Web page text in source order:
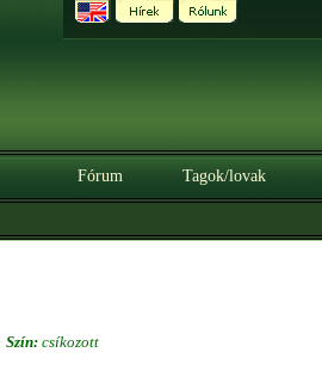
Fórum Tagok/lovak
Szín: csíkozott